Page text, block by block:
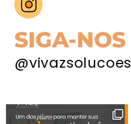
SIGA-NOS
@vivazsolucoes